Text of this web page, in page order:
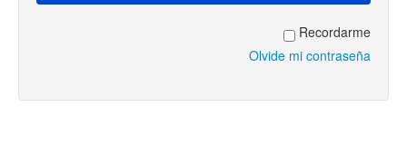
Recordarme
Olvide mi contraseña